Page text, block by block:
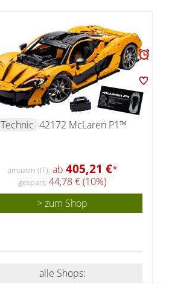
Technic 42172 McLaren P1™
amazon (IT): ab 405,21 €*
gespart: 44,78 € (10%)
> zum Shop
alle Shops: